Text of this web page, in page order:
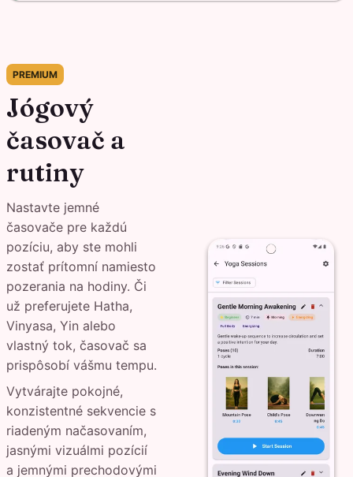
PREMIUM
Jógový
časovač a
rutiny
Nastavte jemné
časovače pre každú
pozíciu, aby ste mohli
zostať prítomní namiesto
pozerania na hodiny. Či
už preferujete Hatha,
Vinyasa, Yin alebo
vlastný tok, časovač sa
prispôsobí vášmu tempu.
Vytvárajte pokojné,
konzistentné sekvencie s
riadeným načasovaním,
jasnými vizuálmi pozícií
a jemnými prechodovými